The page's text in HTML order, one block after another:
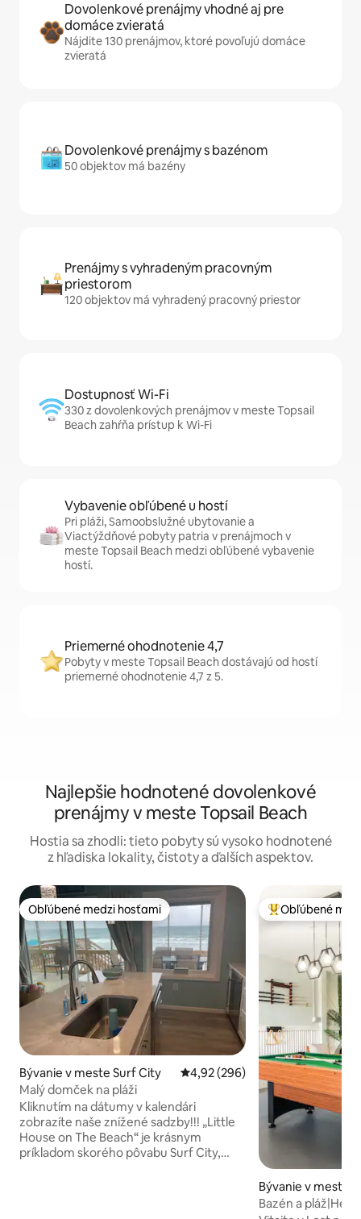
Dovolenkové prenájmy vhodné aj pre
domáce zvieratá
Nájdite 130 prenájmov, ktoré povoľujú domáce
zvieratá
Dovolenkové prenájmy s bazénom
50 objektov má bazény
Prenájmy s vyhradeným pracovným
priestorom
120 objektov má vyhradený pracovný priestor
Dostupnosť Wi-Fi
330 z dovolenkových prenájmov v meste Topsail
Beach zahŕňa prístup k Wi-Fi
Vybavenie obľúbené u hostí
Pri pláži, Samoobslužné ubytovanie a
Viactýždňové pobyty patria v prenájmoch v
meste Topsail Beach medzi obľúbené vybavenie
hostí.
Priemerné ohodnotenie 4,7
Pobyty v meste Topsail Beach dostávajú od hostí
priemerné ohodnotenie 4,7 z 5.
Najlepšie hodnotené dovolenkové
prenájmy v meste Topsail Beach
Hostia sa zhodli: tieto pobyty sú vysoko hodnotené
z hľadiska lokality, čistoty a ďalších aspektov.
Obľúbené medzi hosťami
Obľúbené medzi hosťami
Bývanie v meste Surf City Priemerné ohodnotenie 4,92 z
4,92 (296)
Malý domček na pláži
Kliknutím na dátumy v kalendári
zobrazíte naše znížené sadzby!!! „Little
House on The Beach“ je krásnym
príkladom skorého pôvabu Surf City,
Najobľúbenejšie
Obľúbené
Bývanie v meste
ail Beach
Bazén a